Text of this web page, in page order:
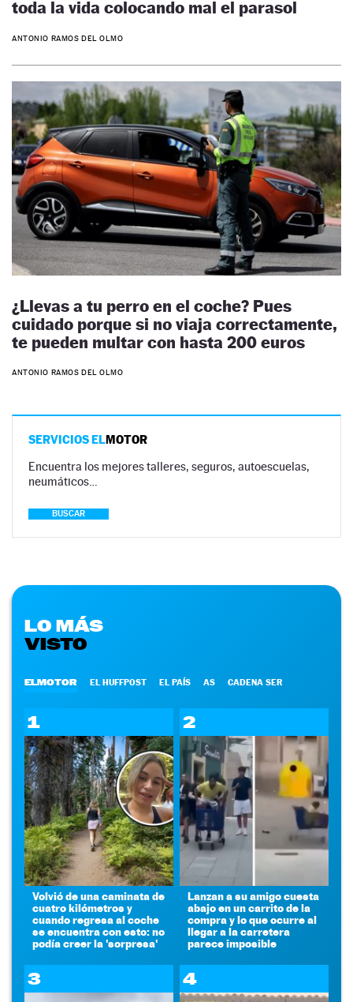
toda la vida colocando mal el parasol
ANTONIO RAMOS DEL OLMO
¿Llevas a tu perro en el coche? Pues
cuidado porque si no viaja correctamente,
te pueden multar con hasta 200 euros
ANTONIO RAMOS DEL OLMO
SERVICIOS ELMOTOR
Encuentra los mejores talleres, seguros, autoescuelas,
neumáticos…
BUSCAR
LO MÁS
VISTO
ELMOTOR EL HUFFPOST EL PAÍS AS CADENA SER
1
Volvió de una caminata de
cuatro kilómetros y
cuando regresa al coche
se encuentra con esto: no
podía creer la 'sorpresa'
2
Lanzan a su amigo cuesta
abajo en un carrito de la
compra y lo que ocurre al
llegar a la carretera
parece imposible
3 4